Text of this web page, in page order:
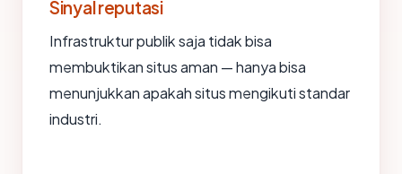
Sinyal reputasi
Infrastruktur publik saja tidak bisa
membuktikan situs aman — hanya bisa
menunjukkan apakah situs mengikuti standar
industri.